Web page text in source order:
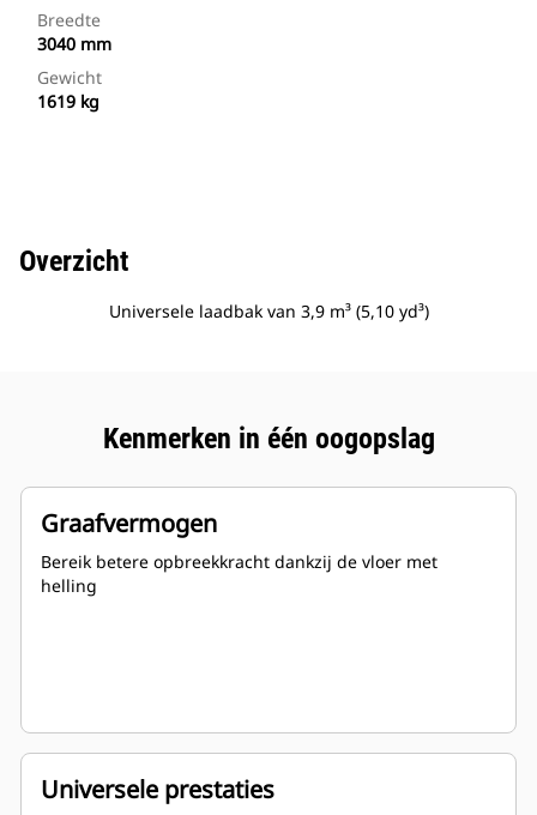
Breedte
3040 mm
Gewicht
1619 kg
Overzicht
Universele laadbak van 3,9 m³ (5,10 yd³)
Kenmerken in één oogopslag
Graafvermogen
Bereik betere opbreekkracht dankzij de vloer met
helling
Universele prestaties